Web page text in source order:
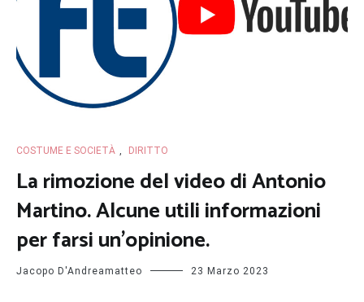
COSTUME E SOCIETÀ DIRITTO
La rimozione del video di Antonio
Martino. Alcune utili informazioni
per farsi un’opinione.
Jacopo D'Andreamatteo 23 Marzo 2023